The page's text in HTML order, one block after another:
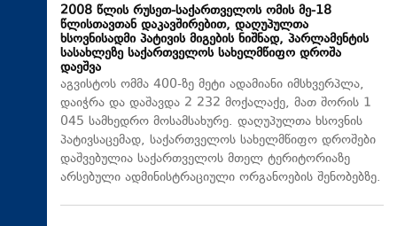
2008 წლის რუსეთ-საქართველოს ომის მე-18
წლისთავთან დაკავშირებით, დაღუპულთა
ხსოვნისადმი პატივის მიგების ნიშნად, პარლამენტის
სასახლეზე საქართველოს სახელმწიფო დროშა
დაეშვა
აგვისტოს ომმა 400-ზე მეტი ადამიანი იმსხვერპლა,
დაიჭრა და დაშავდა 2 232 მოქალაქე, მათ შორის 1
045 სამხედრო მოსამსახურე. დაღუპულთა ხსოვნის
პატივსაცემად, საქართველოს სახელმწიფო დროშები
დაშვებულია საქართველოს მთელ ტერიტორიაზე
არსებული ადმინისტრაციული ორგანოების შენობებზე.